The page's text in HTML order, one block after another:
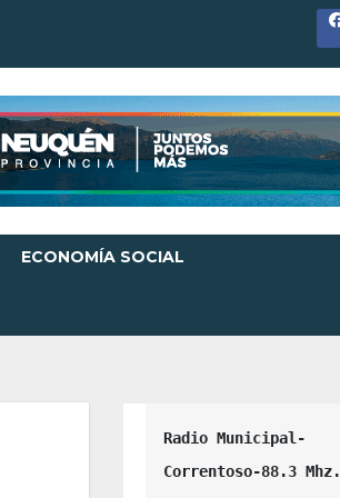
ECONOMÍA SOCIAL
Radio Municipal-
Correntoso-88.3 Mhz.